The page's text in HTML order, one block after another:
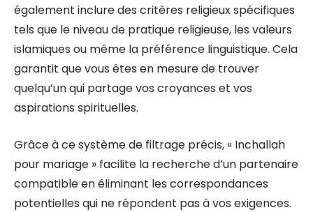
également inclure des critères religieux spécifiques
tels que le niveau de pratique religieuse, les valeurs
islamiques ou même la préférence linguistique. Cela
garantit que vous êtes en mesure de trouver
quelqu’un qui partage vos croyances et vos
aspirations spirituelles.
Grâce à ce système de filtrage précis, « Inchallah
pour mariage » facilite la recherche d’un partenaire
compatible en éliminant les correspondances
potentielles qui ne répondent pas à vos exigences.